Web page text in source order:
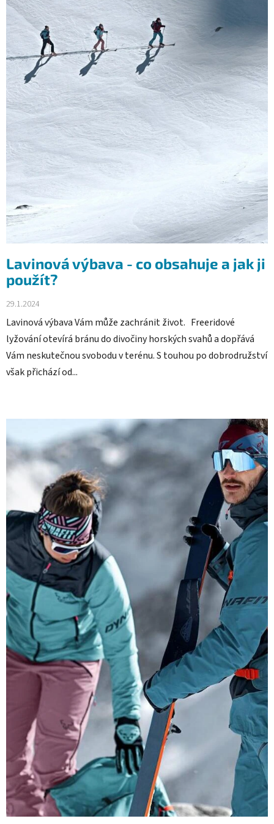
Lavinová výbava - co obsahuje a jak ji
použít?
29.1.2024
Lavinová výbava Vám může zachránit život. Freeridové
lyžování otevírá bránu do divočiny horských svahů a dopřává
Vám neskutečnou svobodu v terénu. S touhou po dobrodružství
však přichází od...